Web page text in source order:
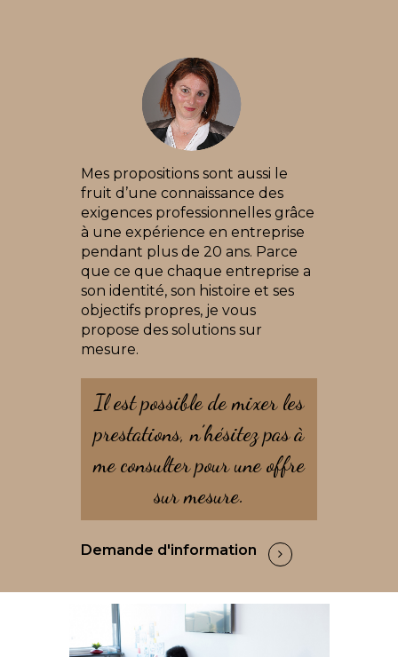
Mes propositions sont aussi le
fruit d’une connaissance des
exigences professionnelles grâce
à une expérience en entreprise
pendant plus de 20 ans. Parce
que ce que chaque entreprise a
son identité, son histoire et ses
objectifs propres, je vous
propose des solutions sur
mesure.
Il est possible de mixer les
prestations, n’hésitez pas à
me consulter pour une offre
sur mesure.
Demande d'information